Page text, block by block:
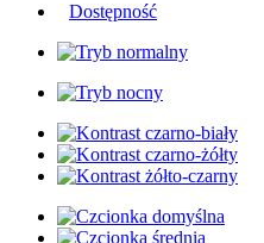
Dostępność